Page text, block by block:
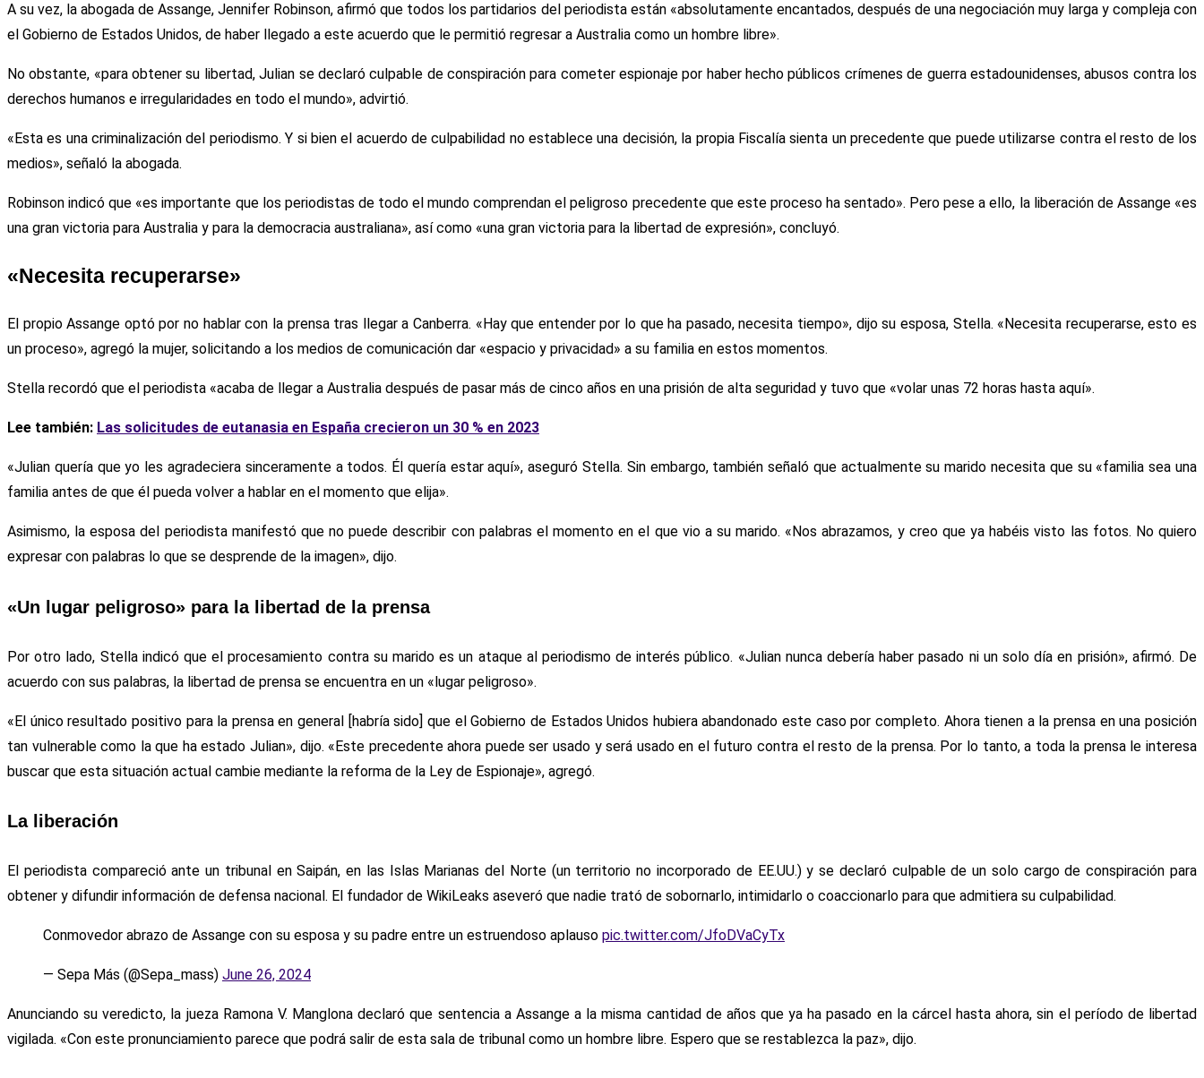
A su vez, la abogada de Assange, Jennifer Robinson, afirmó que todos los partidarios del periodista están «absolutamente encantados, después de una negociación muy larga y compleja con
el Gobierno de Estados Unidos, de haber llegado a este acuerdo que le permitió regresar a Australia como un hombre libre».
No obstante, «para obtener su libertad, Julian se declaró culpable de conspiración para cometer espionaje por haber hecho públicos crímenes de guerra estadounidenses, abusos contra los
derechos humanos e irregularidades en todo el mundo», advirtió.
«Esta es una criminalización del periodismo. Y si bien el acuerdo de culpabilidad no establece una decisión, la propia Fiscalía sienta un precedente que puede utilizarse contra el resto de los
medios», señaló la abogada.
Robinson indicó que «es importante que los periodistas de todo el mundo comprendan el peligroso precedente que este proceso ha sentado». Pero pese a ello, la liberación de Assange «es
una gran victoria para Australia y para la democracia australiana», así como «una gran victoria para la libertad de expresión», concluyó.
«Necesita recuperarse»
El propio Assange optó por no hablar con la prensa tras llegar a Canberra. «Hay que entender por lo que ha pasado, necesita tiempo», dijo su esposa, Stella. «Necesita recuperarse, esto es
un proceso», agregó la mujer, solicitando a los medios de comunicación dar «espacio y privacidad» a su familia en estos momentos.
Stella recordó que el periodista «acaba de llegar a Australia después de pasar más de cinco años en una prisión de alta seguridad y tuvo que «volar unas 72 horas hasta aquí».
Lee también: Las solicitudes de eutanasia en España crecieron un 30 % en 2023
«Julian quería que yo les agradeciera sinceramente a todos. Él quería estar aquí», aseguró Stella. Sin embargo, también señaló que actualmente su marido necesita que su «familia sea una
familia antes de que él pueda volver a hablar en el momento que elija».
Asimismo, la esposa del periodista manifestó que no puede describir con palabras el momento en el que vio a su marido. «Nos abrazamos, y creo que ya habéis visto las fotos. No quiero
expresar con palabras lo que se desprende de la imagen», dijo.
«Un lugar peligroso» para la libertad de la prensa
Por otro lado, Stella indicó que el procesamiento contra su marido es un ataque al periodismo de interés público. «Julian nunca debería haber pasado ni un solo día en prisión», afirmó. De
acuerdo con sus palabras, la libertad de prensa se encuentra en un «lugar peligroso».
«El único resultado positivo para la prensa en general [habría sido] que el Gobierno de Estados Unidos hubiera abandonado este caso por completo. Ahora tienen a la prensa en una posición
tan vulnerable como la que ha estado Julian», dijo. «Este precedente ahora puede ser usado y será usado en el futuro contra el resto de la prensa. Por lo tanto, a toda la prensa le interesa
buscar que esta situación actual cambie mediante la reforma de la Ley de Espionaje», agregó.
La liberación
El periodista compareció ante un tribunal en Saipán, en las Islas Marianas del Norte (un territorio no incorporado de EE.UU.) y se declaró culpable de un solo cargo de conspiración para
obtener y difundir información de defensa nacional. El fundador de WikiLeaks aseveró que nadie trató de sobornarlo, intimidarlo o coaccionarlo para que admitiera su culpabilidad.
Conmovedor abrazo de Assange con su esposa y su padre entre un estruendoso aplauso pic.twitter.com/JfoDVaCyTx
— Sepa Más (@Sepa_mass) June 26, 2024
Anunciando su veredicto, la jueza Ramona V. Manglona declaró que sentencia a Assange a la misma cantidad de años que ya ha pasado en la cárcel hasta ahora, sin el período de libertad
vigilada. «Con este pronunciamiento parece que podrá salir de esta sala de tribunal como un hombre libre. Espero que se restablezca la paz», dijo.